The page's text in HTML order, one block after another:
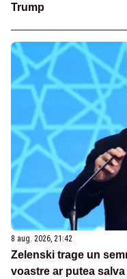
Trump
8 aug. 2026, 21:42
Zelenski trage un
voastre ar putea salva